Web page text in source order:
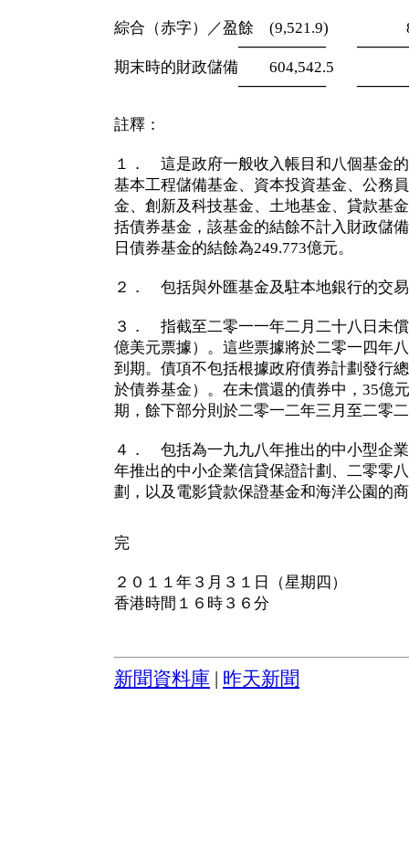
綜合（赤字）／盈餘 (9,521.9)
────────
期末時的財政儲備 604,542.5
────────
註釋：
１． 這是政府一般收入帳目和八個基金
基本工程儲備基金、資本投資基金、公務
金、創新及科技基金、土地基金、貸款基
括債券基金，該基金的結餘不計入財政儲
日債券基金的結餘為249.773億元。
２． 包括與外匯基金及駐本地銀行的交
３． 指截至二零一一年二月二十八日未
億美元票據）。這些票據將於二零一四年
到期。債項不包括根據政府債券計劃發行
於債券基金）。在未償還的債券中，35億
期，餘下部分則於二零一二年三月至二零
４． 包括為一九九八年推出的中小型企
年推出的中小企業信貸保證計劃、二零零
劃，以及電影貸款保證基金和海洋公園的
完
２０１１年３月３１日（星期四）
香港時間１６時３６分
新聞資料庫 昨天新聞